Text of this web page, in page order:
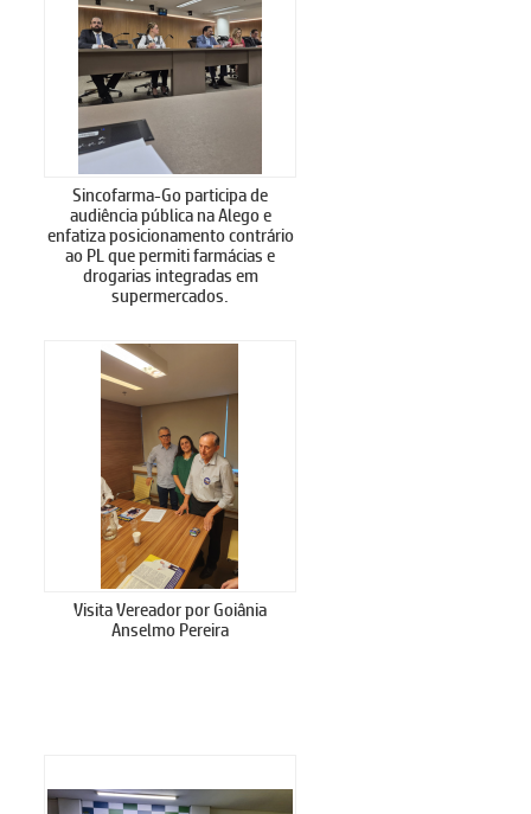
Sincofarma-Go participa de
audiência pública na Alego e
enfatiza posicionamento contrário
ao PL que permiti farmácias e
drogarias integradas em
supermercados.
Visita Vereador por Goiânia
Anselmo Pereira